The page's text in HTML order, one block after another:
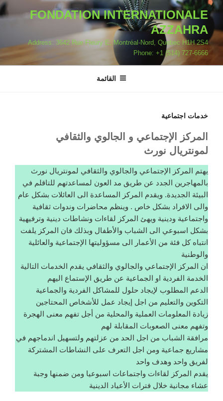
التجاوز
إلى
المحتوى
FONDATION INTERNATIONALE
AZZAHRA
Address: 3642 Rue Fleury E, Montréal-Nord, Quebec H1H 2S4
Phone: +1 (514) 727-6666
القائمة
خدمات اجتماعية
المركز الإجتماعي و الجالوي والثقافي
لمونتريال نورث
يهتم المركز الإجتماعي والجالوي والثقافي لمونتريال نورث
بالمهاجرين الجدد عن طريق مد العون لمساعدتهم للتاقلم في
البيئة الجديدة. ويقدم المركز المساعدة الى العائلات بشكل عام
والى الافراد بشكل خاص . وينظم محاضرات وندوات ثقافية
واجتماعية ودينية ويهئ المركز لقاءات ونشاطات دينية وترفيهية
بشكل اسبوعي الى الشباب والأطفال وبذلك فان المركز يلفت
انتباه كل فئة من الأعمار الى مسؤوليتها الإجتماعية والعائلية
والوطنية
ان المركز الإجتماعي والجالوي والثقافي يقدم الخدمات التالية
الخدمة الفردية او الجماعية عن طريق الإستماع اليهم
الدعم المطلوب لإيجاد حلول للمشاكل الفردية والجماعية
التكوين والتعليم من اجل إيجاد عمل للأشخاص المحتاجين
زيادة المعلومات العملية والمحلية من أجل تفهم معنى الهجرة
وتفهم معنى الصعوبات المقابلة لهم
مرافقة الشباب من اجل الحد من عزلتهم ولتسهيل اندماجهم في
مشاريع جماعية ومن اجل التعرف على النشاطات المشتركة
لفريق واحد وهدف واحد
يقدم المركز لقاءات واجتماعات اسبوعيا ومن ضمنها وجبة
عشاء مجانية خلال فترات الأعياد الدينية